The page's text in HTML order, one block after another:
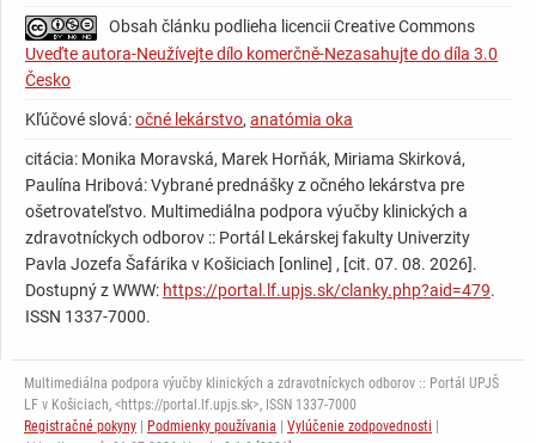
Obsah článku podlieha licencii Creative Commons
Uveďte autora-Neužívejte dílo komerčně-Nezasahujte do díla 3.0
Česko
Kľúčové slová:očné lekárstvo, anatómia oka
citácia: Monika Moravská, Marek Horňák, Miriama Skirková,
Paulína Hribová: Vybrané prednášky z očného lekárstva pre
ošetrovateľstvo. Multimediálna podpora výučby klinických a
zdravotníckych odborov :: Portál Lekárskej fakulty Univerzity
Pavla Jozefa Šafárika v Košiciach [online] , [cit. 07. 08. 2026].
Dostupný z WWW: https://portal.lf.upjs.sk/clanky.php?aid=479.
ISSN 1337-7000.
Multimediálna podpora výučby klinických a zdravotníckych odborov :: Portál UPJŠ
LF v Košiciach, <https://portal.lf.upjs.sk>, ISSN 1337-7000
Registračné pokyny | Podmienky používania | Vylúčenie zodpovednosti |